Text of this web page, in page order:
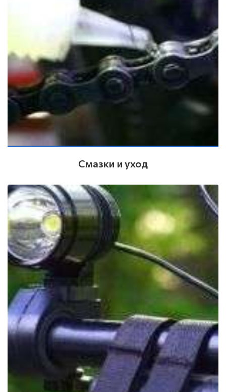
Смазки и уход